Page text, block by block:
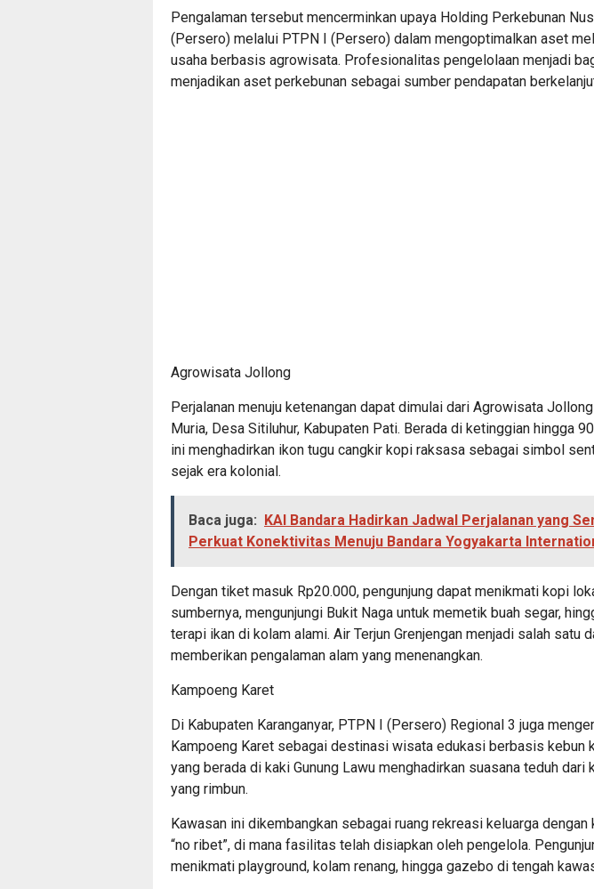
Pengalaman tersebut mencerminkan upaya Holding Perkebunan
(Persero) melalui PTPN I (Persero) dalam mengoptimalkan aset
usaha berbasis agrowisata. Profesionalitas pengelolaan menjadi
menjadikan aset perkebunan sebagai sumber pendapatan
Agrowisata Jollong
Perjalanan menuju ketenangan dapat dimulai dari Agrowisata
Muria, Desa Sitiluhur, Kabupaten Pati. Berada di ketinggian hingga
ini menghadirkan ikon tugu cangkir kopi raksasa sebagai simbol
sejak era kolonial.
Baca juga: KAI Bandara Hadirkan Jadwal Perjalanan yang
Perkuat Konektivitas Menuju Bandara Yogyakarta
Dengan tiket masuk Rp20.000, pengunjung dapat menikmati kopi
sumbernya, mengunjungi Bukit Naga untuk memetik buah segar,
terapi ikan di kolam alami. Air Terjun Grenjengan menjadi salah satu
memberikan pengalaman alam yang menenangkan.
Kampoeng Karet
Di Kabupaten Karanganyar, PTPN I (Persero) Regional 3 juga
Kampoeng Karet sebagai destinasi wisata edukasi berbasis kebun
yang berada di kaki Gunung Lawu menghadirkan suasana teduh dari
yang rimbun.
Kawasan ini dikembangkan sebagai ruang rekreasi keluarga
“no ribet”, di mana fasilitas telah disiapkan oleh pengelola.
menikmati playground, kolam renang, hingga gazebo di tengah